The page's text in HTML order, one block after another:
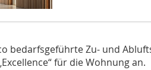
bedarfsgeführte Zu- und
für die Wohnung an.